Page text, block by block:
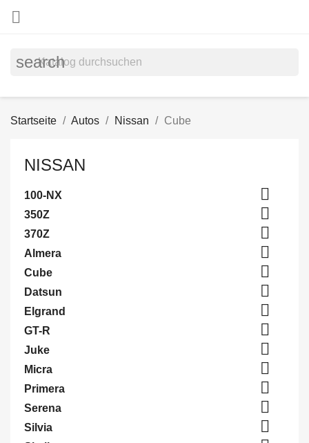

search
Startseite Autos Nissan Cube
NISSAN
100-NX 
350Z 
370Z 
Almera 
Cube 
Datsun 
Elgrand 
GT-R 
Juke 
Micra 
Primera 
Serena 
Silvia 